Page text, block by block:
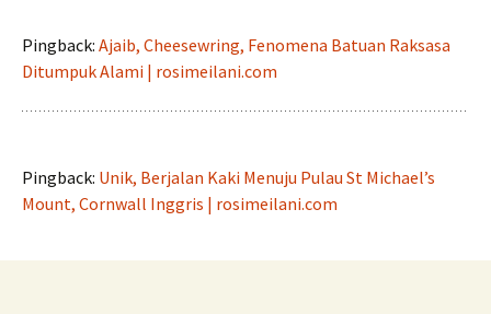
Pingback: Ajaib, Cheesewring, Fenomena Batuan Raksasa
Ditumpuk Alami | rosimeilani.com
Pingback: Unik, Berjalan Kaki Menuju Pulau St Michael’s
Mount, Cornwall Inggris | rosimeilani.com